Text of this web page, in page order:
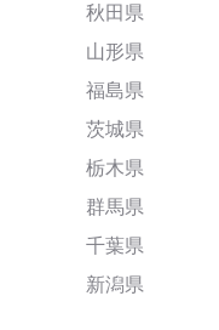
秋田県
山形県
福島県
茨城県
栃木県
群馬県
千葉県
新潟県